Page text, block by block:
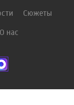
Сюжеты
О нас